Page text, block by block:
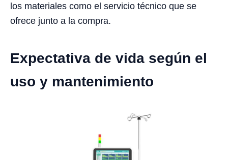
los materiales como el servicio técnico que se
ofrece junto a la compra.
Expectativa de vida según el
uso y mantenimiento